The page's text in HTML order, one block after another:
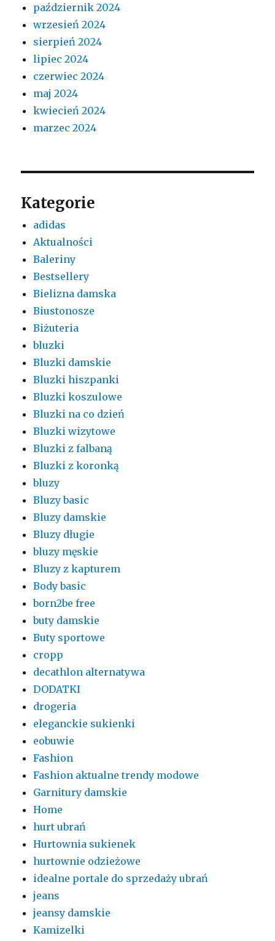
październik 2024
wrzesień 2024
sierpień 2024
lipiec 2024
czerwiec 2024
maj 2024
kwiecień 2024
marzec 2024
Kategorie
adidas
Aktualności
Baleriny
Bestsellery
Bielizna damska
Biustonosze
Biżuteria
bluzki
Bluzki damskie
Bluzki hiszpanki
Bluzki koszulowe
Bluzki na co dzień
Bluzki wizytowe
Bluzki z falbaną
Bluzki z koronką
bluzy
Bluzy basic
Bluzy damskie
Bluzy długie
bluzy męskie
Bluzy z kapturem
Body basic
born2be free
buty damskie
Buty sportowe
cropp
decathlon alternatywa
DODATKI
drogeria
eleganckie sukienki
eobuwie
Fashion
Fashion aktualne trendy modowe
Garnitury damskie
Home
hurt ubrań
Hurtownia sukienek
hurtownie odzieżowe
idealne portale do sprzedaży ubrań
jeans
jeansy damskie
Kamizelki